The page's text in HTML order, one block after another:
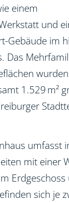
einem
und
Gebäude im
Das
1.529 m²
umfasst
mit einer
sich je